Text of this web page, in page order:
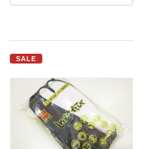
SALE